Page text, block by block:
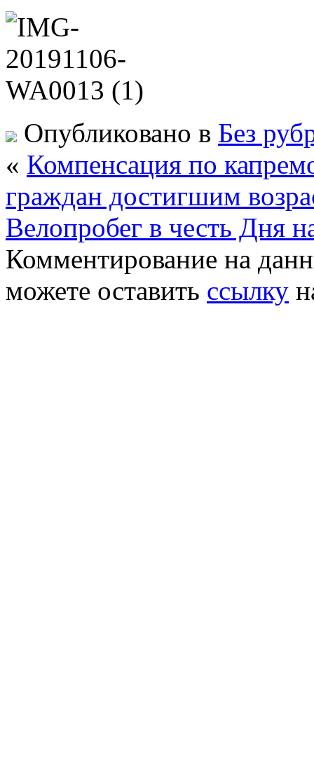
Опубликовано в Без
« Компенсация по
граждан достигшим
Велопробег в честь Дня
Комментирование на
можете оставить ссылку